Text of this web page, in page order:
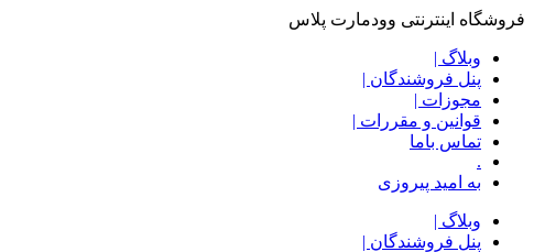
فروشگاه اینترنتی وودمارت پلاس
وبلاگ |
پنل فروشندگان |
مجوزات |
قوانین و مقررات |
تماس باما
.
به امید پیروزی
وبلاگ |
پنل فروشندگان |